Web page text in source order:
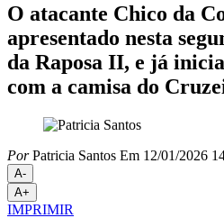
O atacante Chico da
apresentado nesta
da Raposa II, e já
com a camisa do
PorPatricia Santos Em 12/01/2026
A-
A+
IMPRIMIR